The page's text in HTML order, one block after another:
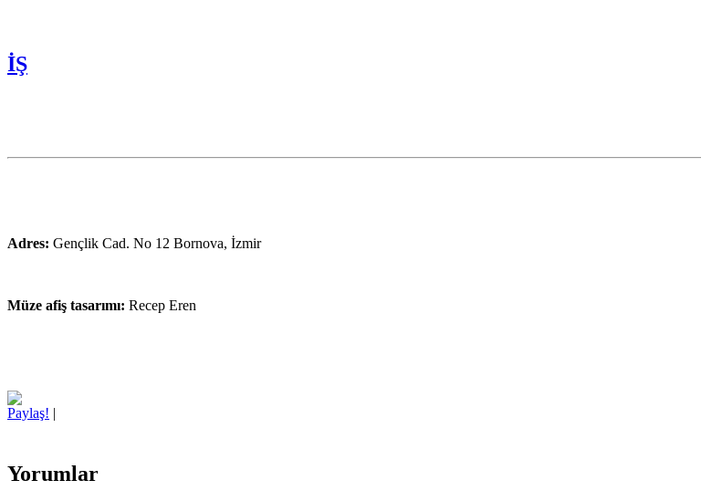
İŞ
Adres: Gençlik Cad. No 12 Bornova, İzmir
Müze afiş tasarımı: Recep Eren
Paylaş! |
Yorumlar